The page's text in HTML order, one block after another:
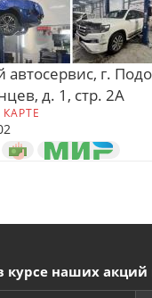
автосервис, г.
д. 1, стр. 2А
курсе наших акций